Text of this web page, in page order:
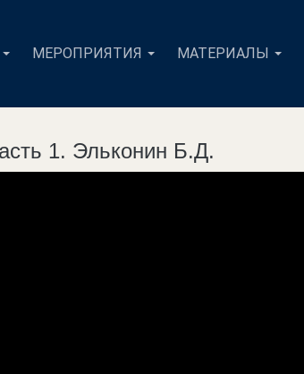
МЕРОПРИЯТИЯ МАТЕРИАЛЫ
1. Эльконин Б.Д.